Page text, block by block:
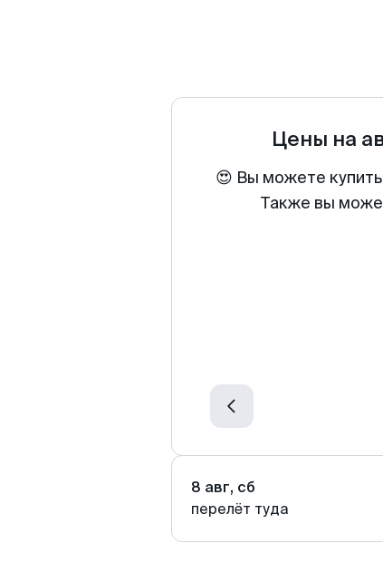
Цены на
😍 Вы можете
Также вы
8 авг, сб
перелёт туда